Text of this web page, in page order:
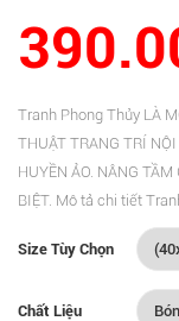
Tranh Phong Thủy LÀ
THUẬT TRANG TRÍ
HUYỀN ẢO. NÂNG
BIỆT. Mô tả chi tiết
Size Tùy Chọn
Chất Liệu